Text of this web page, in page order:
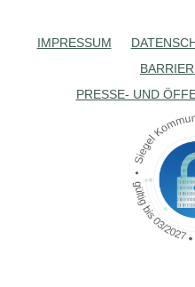
IMPRESSUM
PRESSE- UND